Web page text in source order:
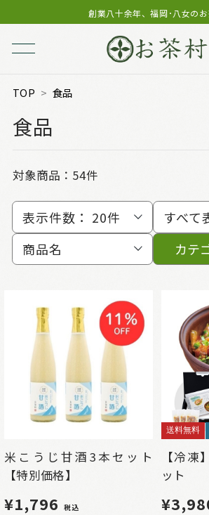
創業八十余年、福岡･八女の
TOP 食品
食品
対象商品： 54件
表示件数： 20件
すべて
商品名
カテ
米こうじ甘酒3本セット
【特別価格】
¥1,796 税込
送料無料
【冷
ット